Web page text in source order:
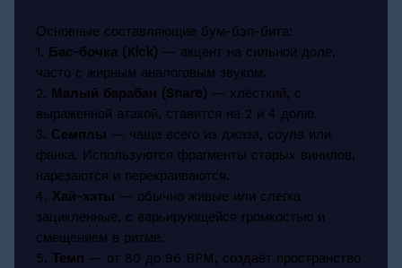
Основные составляющие бум-бэп-бита:
1. Бас-бочка (Kick) — акцент на сильной доле,
часто с жирным аналоговым звуком.
2. Малый барабан (Snare) — хлёсткий, с
выраженной атакой, ставится на 2 и 4 долю.
3. Семплы — чаще всего из джаза, соула или
фанка. Используются фрагменты старых винилов,
нарезаются и перекраиваются.
4. Хай-хэты — обычно живые или слегка
зацикленные, с варьирующейся громкостью и
смещением в ритме.
5. Темп — от 80 до 96 BPM, создаёт пространство